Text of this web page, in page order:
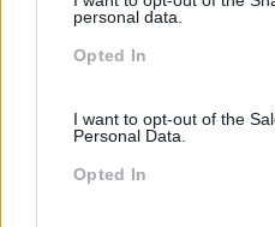
not limited to your visit or
grant or deny consent to
use your data for below
personal data.
Opted In
I want to opt-out of the
Personal Data.
Opted In